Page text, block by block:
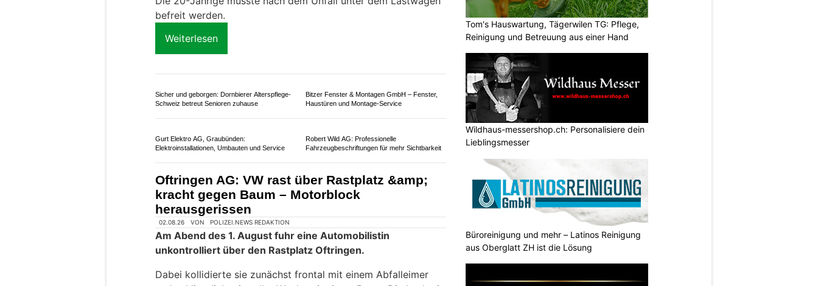
Am Samstagvormittag (30.05.2026) ist es auf der Autobahn
A13 zu einem Selbstunfall eines Autos gekommen.
Garage Autocenter Chur – Ihr Experte für
Autoreparaturen in Graubünden
Vertrauen Sie auf die Erfahrung der Glarhus
GmbH im Bereich Umbau und Sanierung
Restaurant Bar Sternen: Perfekt für gesellige
Abende & kulinarische Erlebnisse
Weltew Diva Home GmbH – Komplett
eingerichtete Räume für jeden Wohnstil
Tom's Hauswartung, Tägerwilen TG: Pflege,
Reinigung und Betreuung aus einer Hand
Wildhaus-messershop.ch: Personalisiere dein
Lieblingsmesser
Büroreinigung und mehr – Latinos Reinigung
aus Oberglatt ZH ist die Lösung